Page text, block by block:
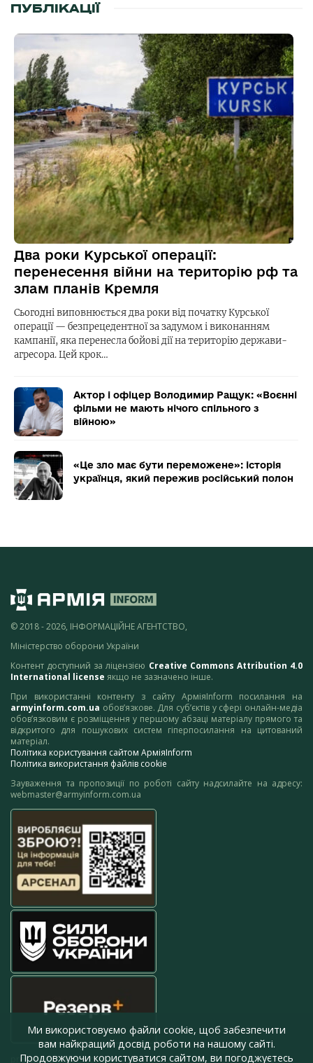
ПУБЛІКАЦІЇ
Два роки Курської операції:
перенесення війни на територію рф та
злам планів Кремля
Сьогодні виповнюється два роки від початку Курської
операції — безпрецедентної за задумом і виконанням
кампанії, яка перенесла бойові дії на територію держави-
агресора. Цей крок…
Актор і офіцер Володимир Ращук: «Воєнні
фільми не мають нічого спільного з
війною»
«Це зло має бути переможене»: історія
українця, який пережив російський полон
© 2018 - 2026, ІНФОРМАЦІЙНЕ АГЕНТСТВО,
Міністерство оборони України
Контент доступний за ліцензією Creative Commons Attribution 4.0
International license якщо не зазначено інше.
При використанні контенту з сайту АрміяInform посилання на
armyinform.com.ua обов’язкове. Для суб’єктів у сфері онлайн-медіа
обов’язковим є розміщення у першому абзаці матеріалу прямого та
відкритого для пошукових систем гіперпосилання на цитований
матеріал.
Політика користування сайтом АрміяInform
Політика використання файлів cookie
Зауваження та пропозиції по роботі сайту надсилайте на адресу:
webmaster@armyinform.com.ua
press@armyinform.com.ua
Ми використовуємо файли cookie, щоб забезпечити
вам найкращий досвід роботи на нашому сайті.
Продовжуючи користуватися сайтом, ви погоджуєтесь